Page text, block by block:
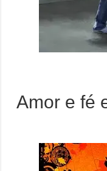
Amor e fé